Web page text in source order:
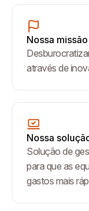
Nossa missão
através de
Nossa
Solução de
para que as
gastos mais